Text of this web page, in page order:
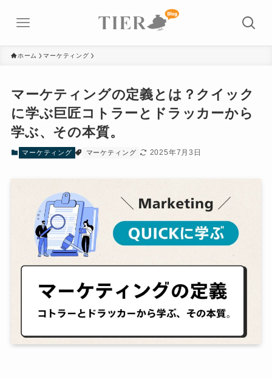
ホーム マーケティング
マーケティングの定義とは？クイック
に学ぶ巨匠コトラーとドラッカーから
学ぶ、その本質。
マーケティング マーケティング 2025年7月3日